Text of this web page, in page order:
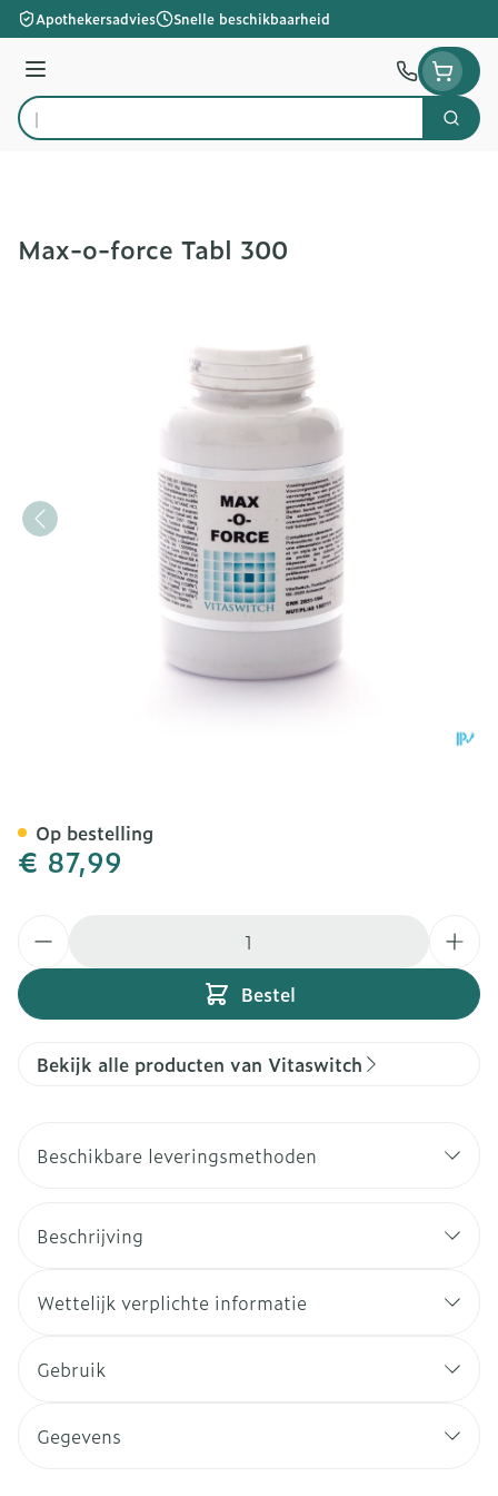
Ga naar de inhoud
Apothekersadvies Snelle beschikbaarheid
Menu
Product, merk, categorie...
Zoek
Max-o-force Tabl 300
€ 87,99
Bestel
Op bestelling
Bekijk alle producten van Vitaswitch
Beschikbare leveringsmethoden
Beschrijving
Wettelijk verplichte informatie
Gebruik
Gegevens